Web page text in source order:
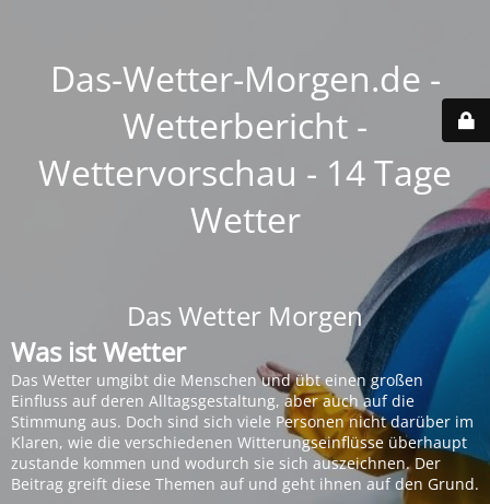
Das-Wetter-Morgen.de -
Wetterbericht -
Wettervorschau - 14 Tage
Wetter
Das Wetter Morgen
Was ist Wetter
Das Wetter umgibt die Menschen und übt einen großen
Einfluss auf deren Alltagsgestaltung, aber auch auf die
Stimmung aus. Doch sind sich viele Personen nicht darüber im
Klaren, wie die verschiedenen Witterungseinflüsse überhaupt
zustande kommen und wodurch sie sich auszeichnen. Der
Beitrag greift diese Themen auf und geht ihnen auf den Grund.